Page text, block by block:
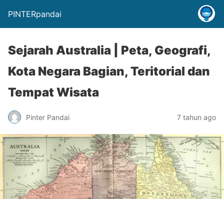
PINTERpandai
Sejarah Australia | Peta, Geografi,
Kota Negara Bagian, Teritorial dan
Tempat Wisata
Pinter Pandai 7 tahun ago